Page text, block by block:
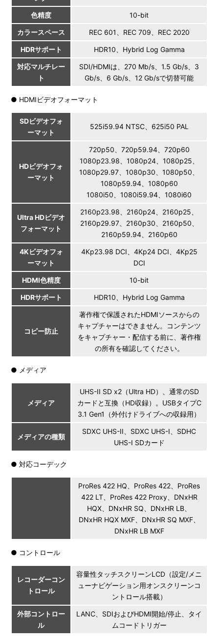
色精度 10-bit
カラースペース REC 601、REC 709、REC 2020
HDRサポート HDR10、Hybrid Log Gamma
対応マルチレー
ト
SDI/HDMIは、270 Mb/s、1.5 Gb/s、3
Gb/s、6 Gb/s、12 Gb/sで切替可能
● HDMIビデオフォーマット
SDビデオフォ
ーマット
525i59.94 NTSC、625i50 PAL
HDビデオフォ
ーマット
720p50、720p59.94、720p60
1080p23.98、1080p24、1080p25、
1080p29.97、1080p30、1080p50、
1080p59.94、1080p60
1080i50、1080i59.94、1080i60
Ultra HDビデオ
フォーマット
2160p23.98、2160p24、2160p25、
2160p29.97、2160p30、2160p50、
2160p59.94、2160p60
4Kビデオフォ
ーマット
4Kp23.98 DCI、4Kp24 DCI、4Kp25
DCI
HDMI色精度 10-bit
HDRサポート HDR10、Hybrid Log Gamma
コピー防止
著作権で保護されたHDMIソースからの
キャプチャーはできません。コンテンツ
をキャプチャー・配信する前に、著作権
の所有を確認してください。
● メディア
メディア
UHS-II SD x2（Ultra HD）、通常のSD
カードと互換（HD収録）。USBタイプC
3.1 Gen1（外付けドライブへの収録用）
メディアの種類
SDXC UHS-II、SDXC UHS-I、SDHC
UHS-I SDカード
● 対応コーデック
ProRes 422 HQ、ProRes 422、ProRes
422 LT、ProRes 422 Proxy、DNxHR
HQX、DNxHR SQ、DNxHR LB、
DNxHR HQX MXF、DNxHR SQ MXF、
DNxHR LB MXF
● コントロール
レコーダーコン
トロール
容量性タッチスクリーンLCD（設定/メニ
ューナビゲーション用オンスクリーンコ
ントロール搭載）
外部コントロー
ル
LANC、SDIおよびHDMI開始/停止、タイ
ムコードトリガー